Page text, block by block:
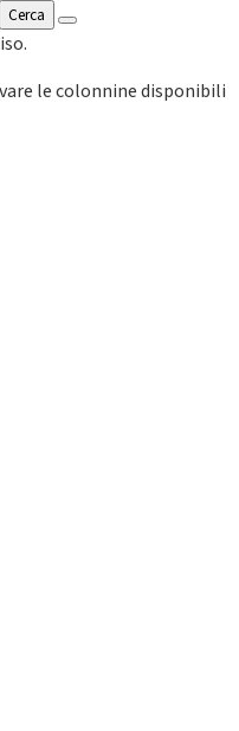
Cerca
le colonnine disponibili